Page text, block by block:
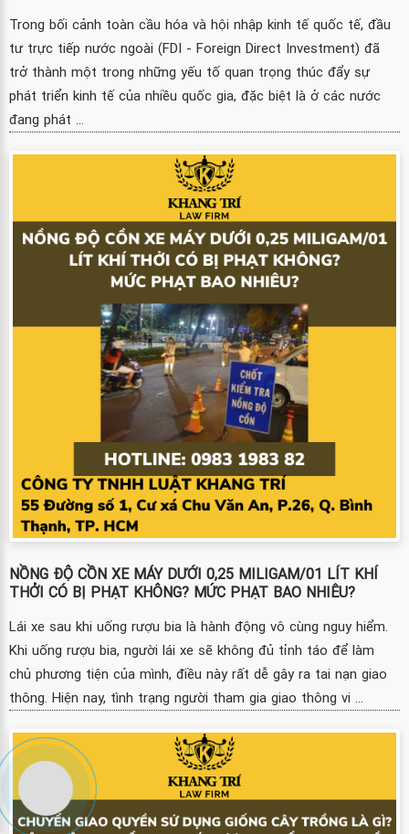
Trong bối cảnh toàn cầu hóa và hội nhập kinh tế quốc tế, đầu
tư trực tiếp nước ngoài (FDI - Foreign Direct Investment) đã
trở thành một trong những yếu tố quan trọng thúc đẩy sự
phát triển kinh tế của nhiều quốc gia, đặc biệt là ở các nước
đang phát ...
NỒNG ĐỘ CỒN XE MÁY DƯỚI 0,25 MILIGAM/01 LÍT KHÍ
THỞI CÓ BỊ PHẠT KHÔNG? MỨC PHẠT BAO NHIÊU?
Lái xe sau khi uống rượu bia là hành động vô cùng nguy hiểm.
Khi uống rượu bia, người lái xe sẽ không đủ tỉnh táo để làm
chủ phương tiện của mình, điều này rất dễ gây ra tai nạn giao
thông. Hiện nay, tình trạng người tham gia giao thông vi ...